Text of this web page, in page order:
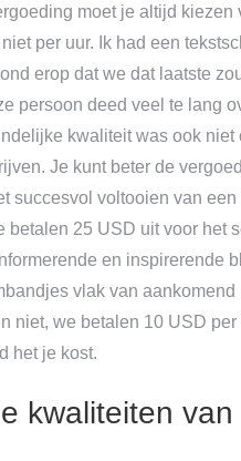
moet je altijd kiezen
per uur. Ik had een
erop dat we dat laatste
persoon deed veel te lang
kwaliteit was ook niet
Je kunt beter de
succesvol voltooien van een
betalen 25 USD uit voor het
en inspirerende
vlak van aankomend
niet, we betalen 10 USD per
het je kost.
kwaliteiten van